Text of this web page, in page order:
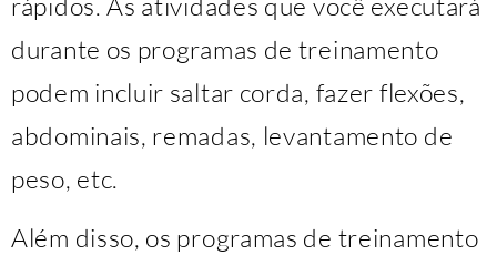
durante os programas de treinamento
podem incluir saltar corda, fazer flexões,
abdominais, remadas, levantamento de
peso, etc.
Além disso, os programas de treinamento